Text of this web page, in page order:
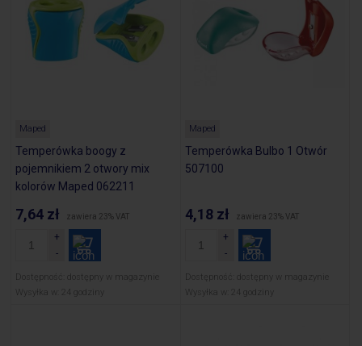
Maped
Temperówka boogy z
pojemnikiem 2 otwory mix
kolorów Maped 062211
7,64 zł zawiera 23% VAT
Dostępność:
dostępny w magazynie
Wysyłka w:
24 godziny
Maped
Temperówka Bulbo 1 Otwór
507100
4,18 zł zawiera 23% VAT
Dostępność:
dostępny w magazynie
Wysyłka w:
24 godziny